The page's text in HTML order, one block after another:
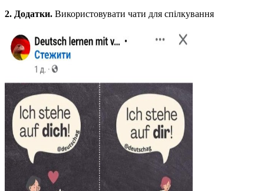
2. Додатки. Використовувати чати для спілкування